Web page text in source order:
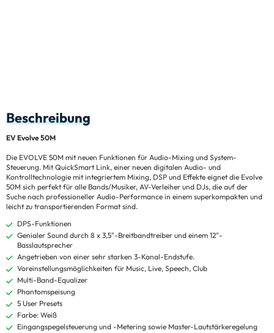
Beschreibung
EV Evolve 50M
Die EVOLVE 50M mit neuen Funktionen für Audio-Mixing und System-
Steuerung. Mit QuickSmart Link, einer neuen digitalen Audio- und
Kontrolltechnologie mit integriertem Mixing, DSP und Effekte eignet die Evolve
50M sich perfekt für alle Bands/Musiker, AV-Verleiher und DJs, die auf der
Suche nach professioneller Audio-Performance in einem superkompakten und
leicht zu transportierenden Format sind.
DPS-Funktionen
Genialer Sound durch 8 x 3,5"-Breitbandtreiber und einem 12"-
Basslautsprecher
Angetrieben von einer sehr starken 3-Kanal-Endstufe.
Voreinstellungsmöglichkeiten für Music, Live, Speech, Club
Multi-Band-Equalizer
Phantomspeisung
5 User Presets
Farbe: Weiß
Eingangspegelsteuerung und -Metering sowie Master-Lautstärkeregelung